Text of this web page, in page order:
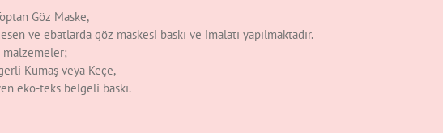
Göz Maske,
ve ebatlarda göz maskesi baskı ve imalatı yapılmaktadır.
malzemeler;
Kumaş veya Keçe,
eko-teks belgeli baskı.